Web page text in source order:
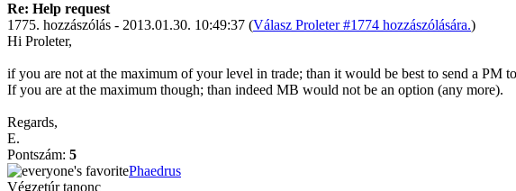
Re: Help request
1775. hozzászólás - 2013.01.30. 10:49:37 (Válasz Proleter #1774 hozzászólására.)
Hi Proleter,
if you are not at the maximum of your level in trade; than it would be best to send a
If you are at the maximum though; than indeed MB would not be an option (any more).
Regards,
E.
Pontszám: 5
Phaedrus
Végzetúr tanonc